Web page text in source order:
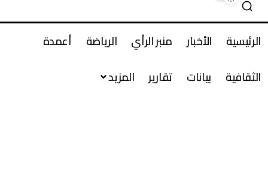
الرئيسية الأخبار منبر الرأي الرياضة
أعمدة
الثقافية
بيانات تقارير المزيد